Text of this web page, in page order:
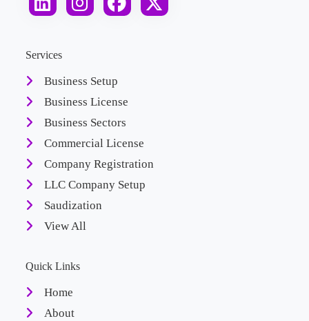
Services
Business Setup
Business License
Business Sectors
Commercial License
Company Registration
LLC Company Setup
Saudization
View All
Quick Links
Home
About